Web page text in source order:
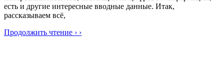
есть и другие интересные вводные данные. Итак,
рассказываем всё,
Продолжить чтение › ›